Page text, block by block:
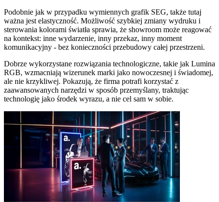
Podobnie jak w przypadku wymiennych grafik SEG, także tutaj
ważna jest elastyczność. Możliwość szybkiej zmiany wydruku i
sterowania kolorami światła sprawia, że showroom może reagować
na kontekst: inne wydarzenie, inny przekaz, inny moment
komunikacyjny - bez konieczności przebudowy całej przestrzeni.
Dobrze wykorzystane rozwiązania technologiczne, takie jak Lumina
RGB, wzmacniają wizerunek marki jako nowoczesnej i świadomej,
ale nie krzykliwej. Pokazują, że firma potrafi korzystać z
zaawansowanych narzędzi w sposób przemyślany, traktując
technologię jako środek wyrazu, a nie cel sam w sobie.